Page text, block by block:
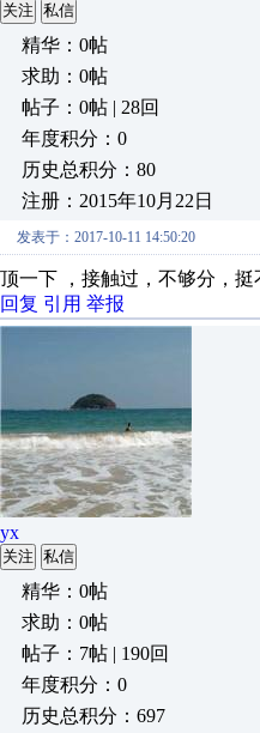
关注 私信
精华：0帖
求助：0帖
帖子：0帖 | 28回
年度积分：0
历史总积分：80
注册：2015年10月22日
发表于：2017-10-11 14:50:20
顶一下 ，接触过，不够分，挺
回复 引用 举报
yx
关注 私信
精华：0帖
求助：0帖
帖子：7帖 | 190回
年度积分：0
历史总积分：697